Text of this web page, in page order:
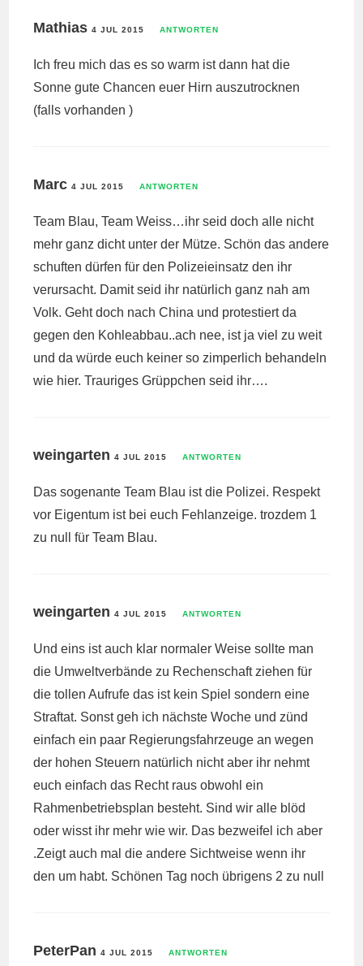
Mathias4 JUL 2015 ANTWORTEN
Ich freu mich das es so warm ist dann hat die
Sonne gute Chancen euer Hirn auszutrocknen
(falls vorhanden )
Marc4 JUL 2015 ANTWORTEN
Team Blau, Team Weiss…ihr seid doch alle nicht
mehr ganz dicht unter der Mütze. Schön das andere
schuften dürfen für den Polizeieinsatz den ihr
verursacht. Damit seid ihr natürlich ganz nah am
Volk. Geht doch nach China und protestiert da
gegen den Kohleabbau..ach nee, ist ja viel zu weit
und da würde euch keiner so zimperlich behandeln
wie hier. Trauriges Grüppchen seid ihr….
weingarten4 JUL 2015 ANTWORTEN
Das sogenante Team Blau ist die Polizei. Respekt
vor Eigentum ist bei euch Fehlanzeige. trozdem 1
zu null für Team Blau.
weingarten4 JUL 2015 ANTWORTEN
Und eins ist auch klar normaler Weise sollte man
die Umweltverbände zu Rechenschaft ziehen für
die tollen Aufrufe das ist kein Spiel sondern eine
Straftat. Sonst geh ich nächste Woche und zünd
einfach ein paar Regierungsfahrzeuge an wegen
der hohen Steuern natürlich nicht aber ihr nehmt
euch einfach das Recht raus obwohl ein
Rahmenbetriebsplan besteht. Sind wir alle blöd
oder wisst ihr mehr wie wir. Das bezweifel ich aber
.Zeigt auch mal die andere Sichtweise wenn ihr
den um habt. Schönen Tag noch übrigens 2 zu null
PeterPan4 JUL 2015 ANTWORTEN